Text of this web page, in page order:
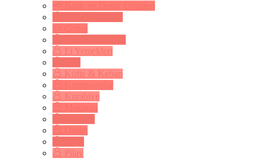
Et Yemekleri
Köfte & Kebap
Kurabiye
Pilav